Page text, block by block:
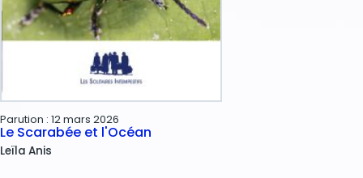
Parution : 12 mars 2026
Le Scarabée et l'Océan
Leïla Anis